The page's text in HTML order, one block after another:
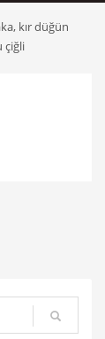
kır düğün
çiğli